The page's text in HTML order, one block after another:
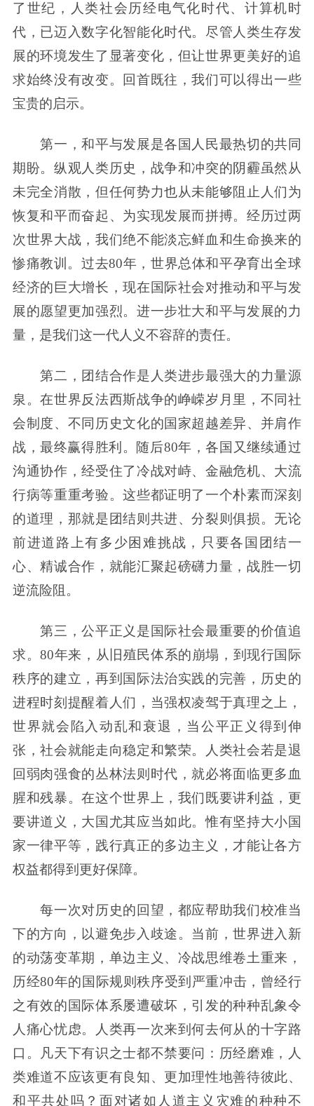
了世纪，人类社会历经电气化时代、计算机时
代，已迈入数字化智能化时代。尽管人类生存发
展的环境发生了显著变化，但让世界更美好的追
求始终没有改变。回首既往，我们可以得出一些
宝贵的启示。
第一，和平与发展是各国人民最热切的共同
期盼。纵观人类历史，战争和冲突的阴霾虽然从
未完全消散，但任何势力也从未能够阻止人们为
恢复和平而奋起、为实现发展而拼搏。经历过两
次世界大战，我们绝不能淡忘鲜血和生命换来的
惨痛教训。过去80年，世界总体和平孕育出全球
经济的巨大增长，现在国际社会对推动和平与发
展的愿望更加强烈。进一步壮大和平与发展的力
量，是我们这一代人义不容辞的责任。
第二，团结合作是人类进步最强大的力量源
泉。在世界反法西斯战争的峥嵘岁月里，不同社
会制度、不同历史文化的国家超越差异、并肩作
战，最终赢得胜利。随后80年，各国又继续通过
沟通协作，经受住了冷战对峙、金融危机、大流
行病等重重考验。这些都证明了一个朴素而深刻
的道理，那就是团结则共进、分裂则俱损。无论
前进道路上有多少困难挑战，只要各国团结一
心、精诚合作，就能汇聚起磅礴力量，战胜一切
逆流险阻。
第三，公平正义是国际社会最重要的价值追
求。80年来，从旧殖民体系的崩塌，到现行国际
秩序的建立，再到国际法治实践的完善，历史的
进程时刻提醒着人们，当强权凌驾于真理之上，
世界就会陷入动乱和衰退，当公平正义得到伸
张，社会就能走向稳定和繁荣。人类社会若是退
回弱肉强食的丛林法则时代，就必将面临更多血
腥和残暴。在这个世界上，我们既要讲利益，更
要讲道义，大国尤其应当如此。惟有坚持大小国
家一律平等，践行真正的多边主义，才能让各方
权益都得到更好保障。
每一次对历史的回望，都应帮助我们校准当
下的方向，以避免步入歧途。当前，世界进入新
的动荡变革期，单边主义、冷战思维卷土重来，
历经80年的国际规则秩序受到严重冲击，曾经行
之有效的国际体系屡遭破坏，引发的种种乱象令
人痛心忧虑。人类再一次来到何去何从的十字路
口。凡天下有识之士都不禁要问：历经磨难，人
类难道不应该更有良知、更加理性地善待彼此、
和平共处吗？面对诸如人道主义灾难的种种不